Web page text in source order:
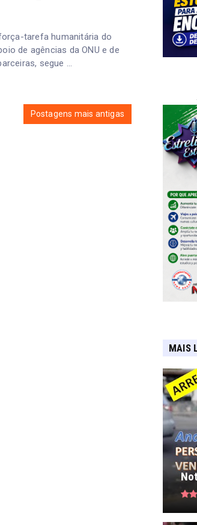
tarefa humanitária do
de agências da ONU e de
segue ...
Postagens mais antigas
MAIS